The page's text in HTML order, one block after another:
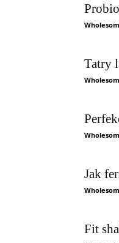
Tatry
Jak
Fit